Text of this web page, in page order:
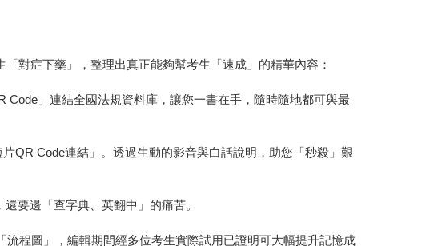
對症下藥」，整理出真正能夠幫考生「速成」的精華內容：
」連結全國法規資料庫，讓您一書在手，隨時隨地都可與最
QR Code連結」。透過生動的影音與白話說明，助您「秒殺」艱
要邊「查字典、英翻中」的痛苦。
程圖」，編輯期間經多位考生實際試用已證明可大幅提升記憶成